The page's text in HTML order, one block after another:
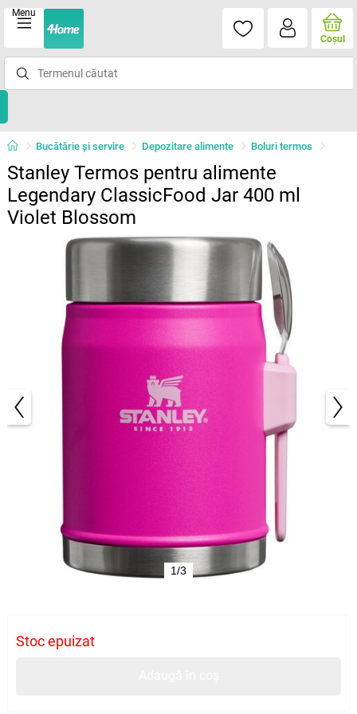
Menu
Coşul
Bucătărie și servire Depozitare alimente Boluri termos
Stanley Termos pentru alimente
Legendary ClassicFood Jar 400 ml
Violet Blossom
1/3
Stoc epuizat